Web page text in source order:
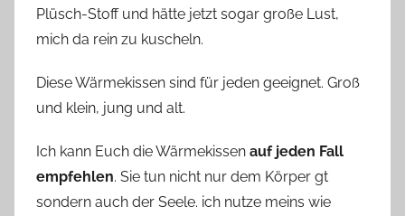
Plüsch-Stoff und hätte jetzt sogar große Lust,
mich da rein zu kuscheln.
Diese Wärmekissen sind für jeden geeignet. Groß
und klein, jung und alt.
Ich kann Euch die Wärmekissen auf jeden Fall
empfehlen. Sie tun nicht nur dem Körper gt
sondern auch der Seele. ich nutze meins wie